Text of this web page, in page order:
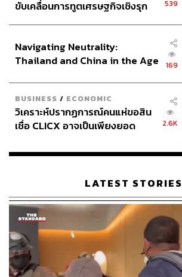
ขับเคลื่อนการทูตเศรษฐกิจเชิงรุก
539
Navigating Neutrality:
Thailand and China in the Age
169
BUSINESS / ECONOMIC
วิเคราะห์ปรากฏการณ์คนแห่ขอสิน
เชื่อ CLICX อาจเป็นเพียงยอด
เรือนไทยที่ถูกซุกไว้
2.6K
LATEST STORIES